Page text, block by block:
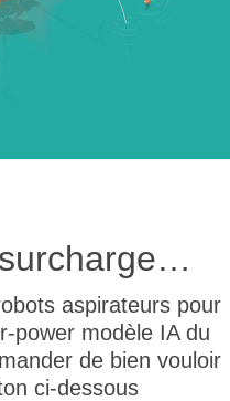
aspirateurs pour
power modèle IA du
de bien vouloir
ci-dessous